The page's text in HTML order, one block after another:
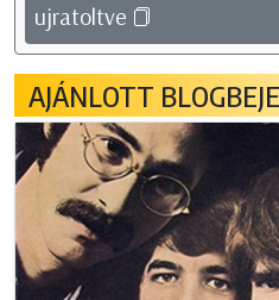
ujratoltve
AJÁNLOTT